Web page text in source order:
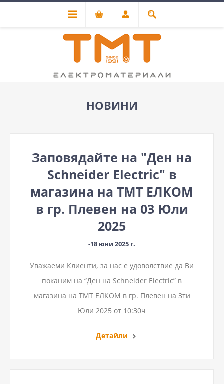
НОВИНИ
Заповядайте на "Ден на
Schneider Electric" в
магазина на ТМТ ЕЛКОМ
в гр. Плевен на 03 Юли
2025
-18 юни 2025 г.
Уважаеми Клиенти, за нас e удоволствие да Ви
поканим на “Ден на Schneider Electric” в
магазина на ТМТ ЕЛКОМ в гр. Плевен на 3ти
Юли 2025 от 10:30ч
Детайли